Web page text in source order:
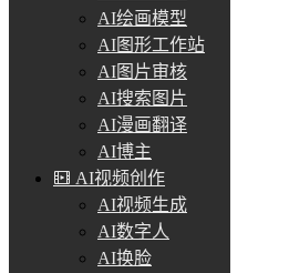
AI绘画模型
AI图形工作站
AI图片审核
AI搜索图片
AI漫画翻译
AI博主
AI视频创作
AI视频生成
AI数字人
AI换脸